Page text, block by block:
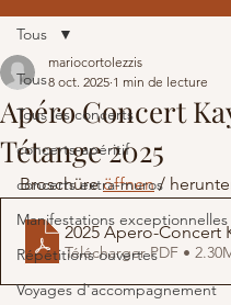
Tous
Tous les concerts
concerts-apéritif
concerts extra-muros
Manifestations exceptionnelles
Répétitions ouvertes
Voyages d'accompagnement
Tous
Apéro Concert
Tétange 2025
mariocortolezzis
8 oct. 2025 1 min de lecture
Broschüre öffnen /
2025 Apero-Concert
Télécharger PDF •